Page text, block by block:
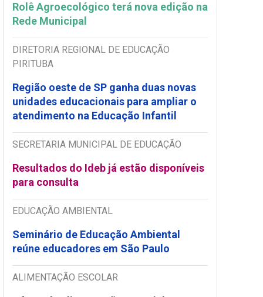
Rolê Agroecológico terá nova edição na
Rede Municipal
DIRETORIA REGIONAL DE EDUCAÇÃO
PIRITUBA
Região oeste de SP ganha duas novas
unidades educacionais para ampliar o
atendimento na Educação Infantil
SECRETARIA MUNICIPAL DE EDUCAÇÃO
Resultados do Ideb já estão disponíveis
para consulta
EDUCAÇÃO AMBIENTAL
Seminário de Educação Ambiental
reúne educadores em São Paulo
ALIMENTAÇÃO ESCOLAR